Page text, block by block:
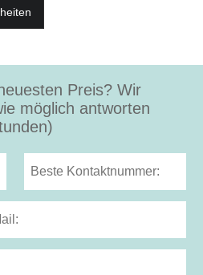
Preis? Wir
möglich antworten